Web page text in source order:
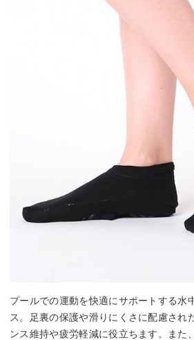
プールでの運動を快適にサポートする水
ス。足裏の保護や滑りにくさに配慮され
ンス維持や疲労軽減に役立ちます。また